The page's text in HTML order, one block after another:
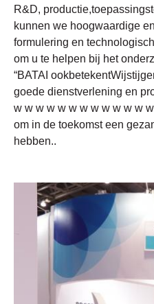
R&D,
kunnen we hoogwaardige
formulering en
om u te helpen bij het
“BATAI ookbetekentWij
goede dienstverlening en
w w w w w w w w w w w w
om in de toekomst een
hebben..